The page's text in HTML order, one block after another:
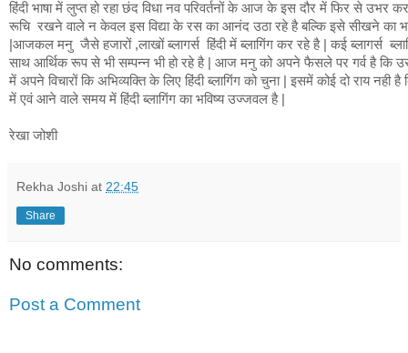
हिंदी भाषा में लुप्त हो रहा छंद विधा नव परिवर्तनों के आज के इस दौर में फिर से उभर कर
रूचि रखने वाले न केवल इस विद्या के रस का आनंद उठा रहे है बल्कि इसे सीखने का
|आजकल मनु जैसे हजारों ,लाखों ब्लागर्स हिंदी में ब्लागिंग कर रहे है | कई ब्लागर्स
साथ आर्थिक रूप से भी सम्पन्न भी हो रहे है | आज मनु को अपने फैसले पर गर्व है कि
में अपने विचारों कि अभिव्यक्ति के लिए हिंदी ब्लागिंग को चुना | इसमें कोई दो राय नही
में एवं आने वाले समय में हिंदी ब्लागिंग का भविष्य उज्जवल है |
रेखा जोशी
Rekha Joshi at 22:45
Share
No comments:
Post a Comment